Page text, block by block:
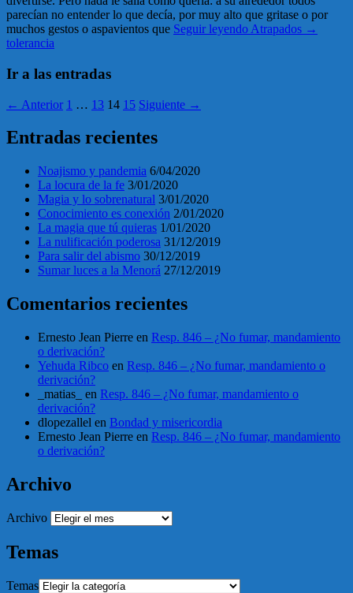
parecían no entender lo que decía, por muy alto que gritase o por
muchos gestos o aspavientos que Seguir leyendo Atrapados →
tolerancia
Ir a las entradas
← Anterior 1 … 13 14 15 Siguiente →
Entradas recientes
Noajismo y pandemia 6/04/2020
La locura de la fe 3/01/2020
Magia y lo sobrenatural 3/01/2020
Conocimiento es conexión 2/01/2020
La magia que tú quieras 1/01/2020
La nulificación poderosa 31/12/2019
Para salir del abismo 30/12/2019
Sumar luces a la Menorá 27/12/2019
Comentarios recientes
Ernesto Jean Pierre en Resp. 846 – ¿No fumar, mandamiento
o derivación?
Yehuda Ribco en Resp. 846 – ¿No fumar, mandamiento o
derivación?
_matias_
en Resp. 846 – ¿No fumar, mandamiento o
derivación?
dlopezallel en Bondad y misericordia
Ernesto Jean Pierre en Resp. 846 – ¿No fumar, mandamiento
o derivación?
Archivo
Archivo
Temas
Temas